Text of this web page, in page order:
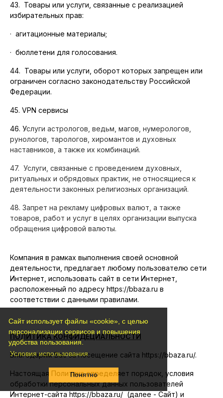
Сайт использует файлы «cookie», с целью
персонализации сервисов и повышения
удобства пользования.
Условия использования
Понятно
43. Товары или услуги, связанные с реализацией
избирательных прав:
· агитационные материалы;
· бюллетени для голосования.
44. Товары или услуги, оборот которых запрещен или
ограничен согласно законодательству Российской
Федерации.
45. VPN сервисы
46. Услуги астрологов, ведьм, магов, нумерологов,
рунологов, тарологов, хиромантов и духовных
наставников, а также их комбинаций.
47. Услуги, связанные с проведением духовных,
ритуальных и обрядовых практик, не относящиеся к
деятельности законных религиозных организаций.
48. Запрет на рекламу цифровых валют, а также
товаров, работ и услуг в целях организации выпуска
обращения цифровой валюты.
Компания в рамках выполнения своей основной
деятельности, предлагает любому пользователю сети
Интернет, использовать сайт в сети Интернет,
расположенный по адресу https://bbaza.ru в
соответствии с данными правилами.
ПОЛИТИКА КОНФИДЕЦИАЛЬНОСТИ
Благодарим Вас за посещение сайта https://bbaza.ru/.
Настоящая Политика определяет порядок, условия
обработки персональных данных пользователей
Интернет-сайта https://bbaza.ru/ (далее - Сайт) и